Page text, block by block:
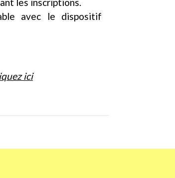
avec le dispositif
ici